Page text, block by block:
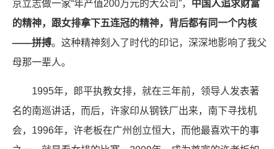
京立志做一家“年产值200万元的大公司”， 中国人追求财富
的精神，跟女排拿下五连冠的精神，背后都有同一个内核
——拼搏。这种精神刻入了时代的印记，深深地影响了我父
母那一辈人。
1995年，郎平执教女排，就在三年前，领导人发表著
名的南巡讲话，而后，许家印从钢铁厂出来，南下寻找机
会，1996年，许老板在广州创立恒大，而他最喜欢干的事